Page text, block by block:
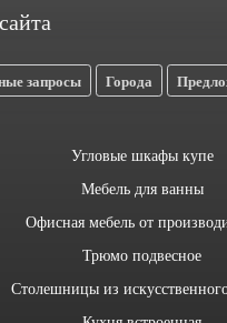
запросы Города
Угловые шкафы купе
Мебель для ванны
Офисная мебель от
Трюмо подвесное
Столешницы из